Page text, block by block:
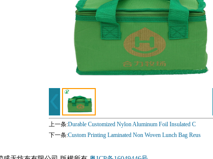
上一条:Durable Customized Nylon Aluminum Foil Insulated C
下一条:Custom Printing Laminated Non Woven Lunch Bag Reus